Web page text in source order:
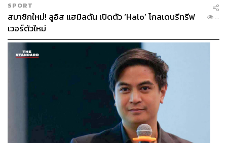
SPORT
สมาชิกใหม่! ลูอิส แฮมิลตัน เปิดตัว ‘Halo’ โกลเดนรีทรีฟ
เวอร์ตัวใหม่
...